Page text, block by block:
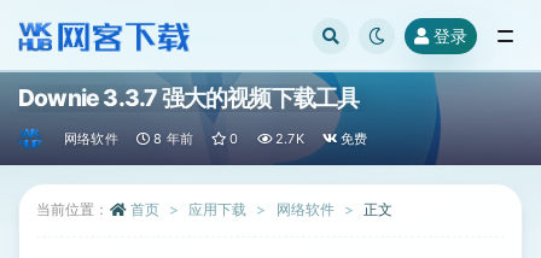
登录
Downie 3.3.7 强大的视频下载工具
网络软件 8 年前 0 2.7K 免费
当前位置： 首页 应用下载 网络软件 正文
全部